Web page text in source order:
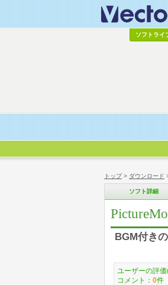
トップ> ダウンロード
ソフト詳細
BGM付き
ユーザーの評価
コメント： 0件
ソフトライ